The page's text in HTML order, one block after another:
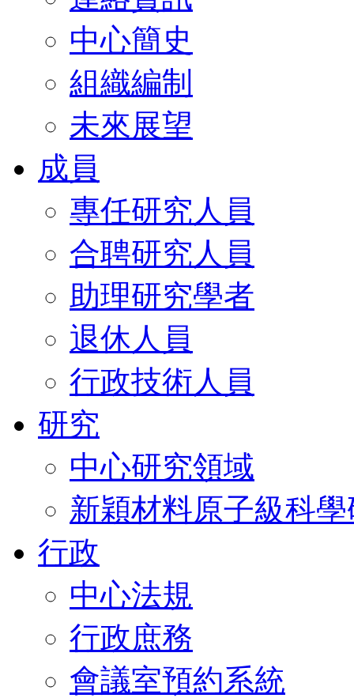
中心簡史
組織編制
未來展望
成員
專任研究人員
合聘研究人員
助理研究學者
退休人員
行政技術人員
研究
中心研究領域
新穎材料原子級科
行政
中心法規
行政庶務
會議室預約系統